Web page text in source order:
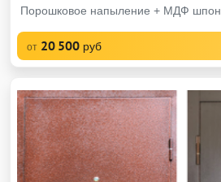
Порошковое напыление + МДФ шпон
от 20 500 руб